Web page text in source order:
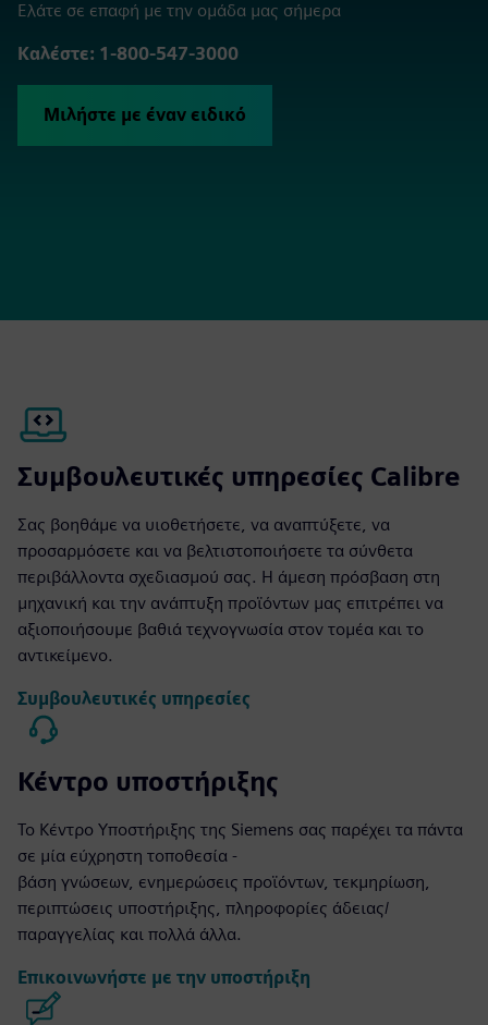
Ελάτε σε επαφή με την ομάδα μας σήμερα
Καλέστε: 1-800-547-3000
Μιλήστε με έναν ειδικό
Συμβουλευτικές υπηρεσίες Calibre
Σας βοηθάμε να υιοθετήσετε, να αναπτύξετε, να
προσαρμόσετε και να βελτιστοποιήσετε τα σύνθετα
περιβάλλοντα σχεδιασμού σας. Η άμεση πρόσβαση στη
μηχανική και την ανάπτυξη προϊόντων μας επιτρέπει να
αξιοποιήσουμε βαθιά τεχνογνωσία στον τομέα και το
αντικείμενο.
Συμβουλευτικές υπηρεσίες
Κέντρο υποστήριξης
Το Κέντρο Υποστήριξης της Siemens σας παρέχει τα πάντα
σε μία εύχρηστη τοποθεσία -
βάση γνώσεων, ενημερώσεις προϊόντων, τεκμηρίωση,
περιπτώσεις υποστήριξης, πληροφορίες άδειας/
παραγγελίας και πολλά άλλα.
Επικοινωνήστε με την υποστήριξη